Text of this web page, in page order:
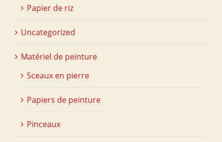
Papier de riz
Uncategorized
Matériel de peinture
Sceaux en pierre
Papiers de peinture
Pinceaux